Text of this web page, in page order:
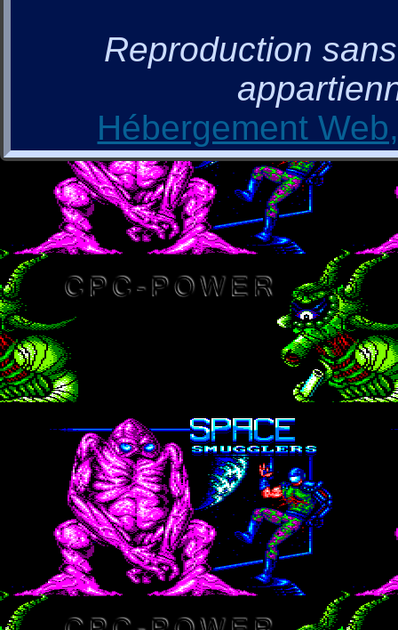
Reproduction
Hébergement